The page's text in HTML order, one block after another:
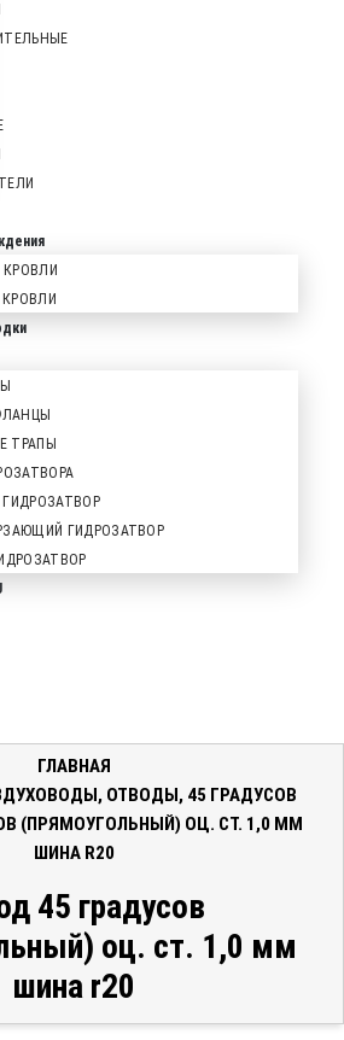
ТРАПЫ
ГИДРОЗАТВОР
ГЛАВНАЯ
, ОТВОДЫ, 45 ГРАДУСОВ
(ПРЯМОУГОЛЬНЫЙ) ОЦ. СТ. 1,0 ММ
ШИНА R20
45 градусов
оц. ст. 1,0 мм
шина r20